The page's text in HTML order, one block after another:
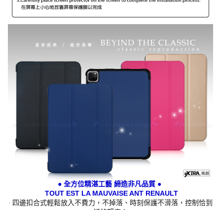
● 全方位精湛工藝 締造非凡品質 ●
TOUT EST LA MAUVAISE ANT RENAULT
‧ 四邊扣合式輕鬆放入不費力，不掉落、時刻保護不滑落，控制恰到